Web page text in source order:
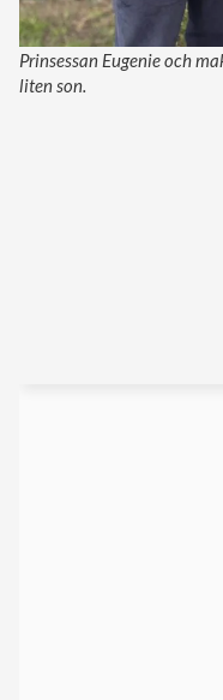
Prinsessan Eugenie och
liten son.